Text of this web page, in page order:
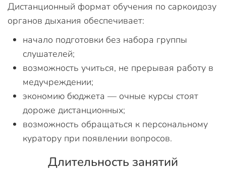
Дистанционный формат обучения по саркоидозу
органов дыхания обеспечивает:
начало подготовки без набора группы
слушателей;
возможность учиться, не прерывая работу в
медучреждении;
экономию бюджета — очные курсы стоят
дороже дистанционных;
возможность обращаться к персональному
куратору при появлении вопросов.
Длительность занятий